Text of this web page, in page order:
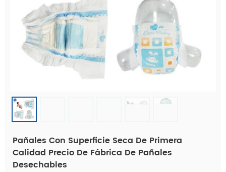
Pañales Con Superficie Seca De Primera
Calidad Precio De Fábrica De Pañales
Desechables